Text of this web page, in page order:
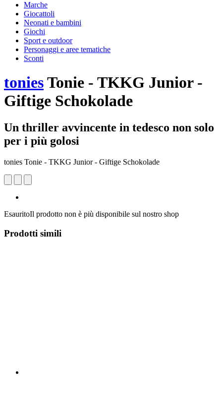
Marche
Giocattoli
Neonati e bambini
Giochi
Sport e outdoor
Personaggi e aree tematiche
Sconti
toniesTonie - TKKG Junior -
Giftige Schokolade
Un thriller avvincente in tedesco non solo
per i più golosi
tonies Tonie - TKKG Junior - Giftige Schokolade
EsauritoIl prodotto non è più disponibile sul nostro shop
Prodotti simili